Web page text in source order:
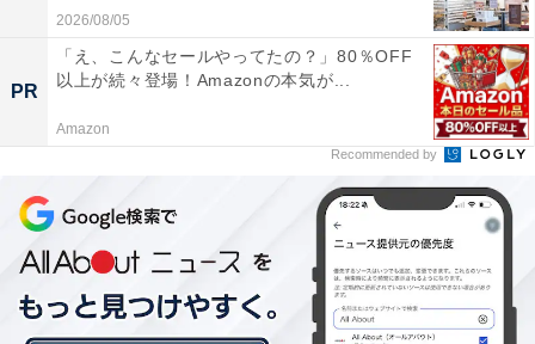
2026/08/05
PR
「え、こんなセールやってたの？」80％OFF
以上が続々登場！Amazonの本気が...
Amazon
Recommended by